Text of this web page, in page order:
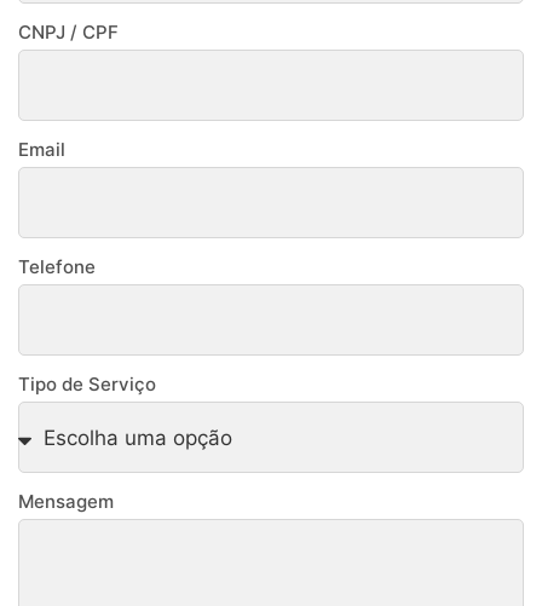
CNPJ / CPF
Email
Telefone
Tipo de Serviço
Mensagem